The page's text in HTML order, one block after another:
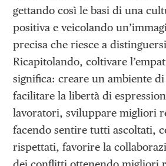
gettando così le basi di una
positiva e veicolando
precisa che riesce a
Ricapitolando, coltivare
significa: creare un ambiente
facilitare la libertà di
lavoratori, sviluppare migliori
facendo sentire tutti ascoltati,
rispettati, favorire la